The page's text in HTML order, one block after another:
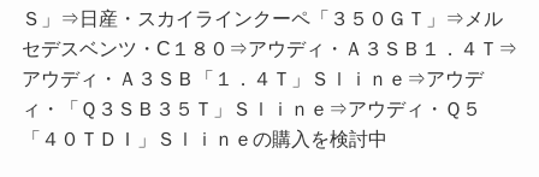
Ｓ」⇒日産・スカイラインクーペ「３５０ＧＴ」⇒メル
セデスベンツ・C１８０⇒アウディ・Ａ３ＳＢ１．４Ｔ⇒
アウディ・Ａ３ＳＢ「１．４Ｔ」Ｓｌｉｎｅ⇒アウデ
ィ・「Ｑ３ＳＢ３５Ｔ」Ｓｌｉｎｅ⇒アウディ・Ｑ５
「４０ＴＤＩ」Ｓｌｉｎｅの購入を検討中